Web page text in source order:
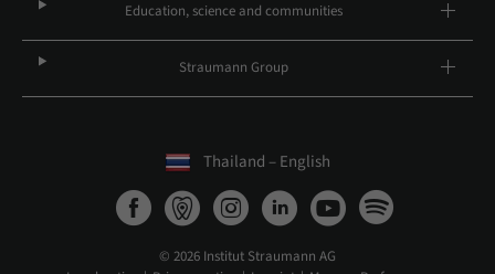
Education, science and communities
Straumann Group
Thailand – English
© 2026 Institut Straumann AG